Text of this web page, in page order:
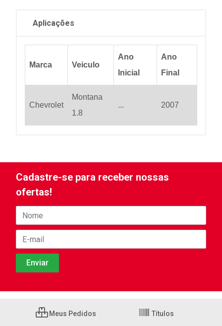
Aplicações
Marca Veiculo
Ano
Inicial
Ano
Final
Chevrolet
Montana
1.8
... 2007
Cadastre-se para receber nossas
ofertas!
Meus Pedidos Títulos